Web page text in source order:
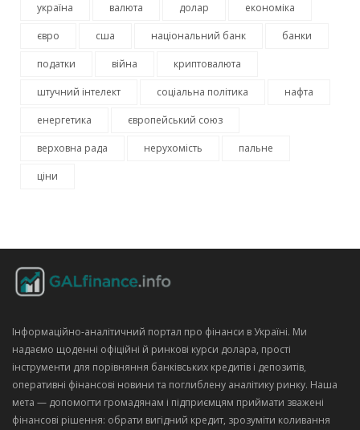
україна валюта долар економіка
євро сша національний банк банки
податки війна криптовалюта
штучний інтелект соціальна політика нафта
енергетика європейський союз
верховна рада нерухомість пальне
ціни
Інформаційно‑аналітичний портал про фінанси в Україні. Ми
надаємо щоденні офіційні й ринкові курси долара, прості
інструменти для порівняння банківських кредитів і депозитів,
оперативні фінансові новини та поглиблену аналітику ринку. Наша
мета — допомогти громадянам і підприємцям приймати зважені
фінансові рішення: обрати вигідний кредит, зрозуміти коливання